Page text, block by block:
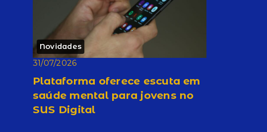
Novidades
31/07/2026
Plataforma oferece escuta em
saúde mental para jovens no
SUS Digital